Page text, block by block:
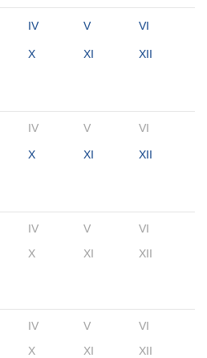
IV V VI
X XI XII
IV V VI
X XI XII
IV V
VI
X XI XII
IV V
VI
X XI XII